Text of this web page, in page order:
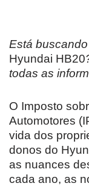
Está
Hyundai HB20
todas as
O Imposto
Automotores
vida dos
donos do
as nuances
cada ano, as